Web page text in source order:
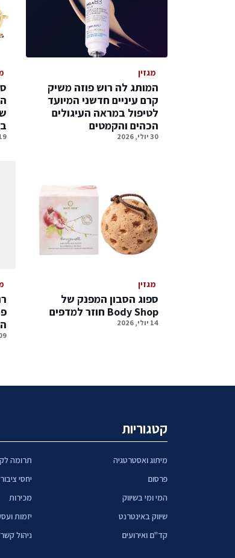
מגזין
המותג לה רוש פוזה משיק
קרם עיניים חדשני המיועד
לטיפול במראה העיגולים
הכהים והקמטים
30 יולי, 2026 19 יולי,
מגזין
ספוג הסבון המפנק של
Body Shop חוזר למדפים
14 יולי, 2026
09 יולי,
קטגוריות
מיתוג ואסטרטגיה
פרסום
המי ומי בשיווק
שיווק באינטרנט
קד"ם ואירועים
תרומה
יחסי ציבור
מכירות
יזמות
ניהול